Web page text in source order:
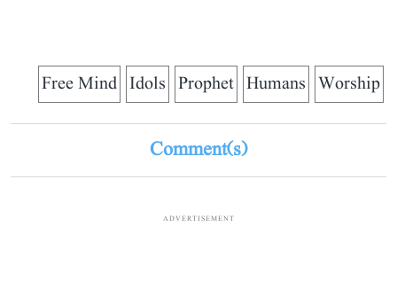
Worship
Humans
Prophet
Idols
Free Mind
Comment(s)
ADVERTISEMENT